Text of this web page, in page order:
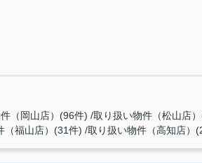
（岡山店）(96件) 取り扱い物件（松山店
（福山店）(31件) 取り扱い物件（高知店）